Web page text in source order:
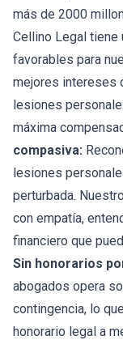
más de 2000
Cellino Legal tiene
favorables para
mejores intereses
lesiones
máxima
compasiva:
lesiones
perturbada.
con empatía,
financiero que
Sin honorarios
abogados opera
contingencia, lo
honorario legal a